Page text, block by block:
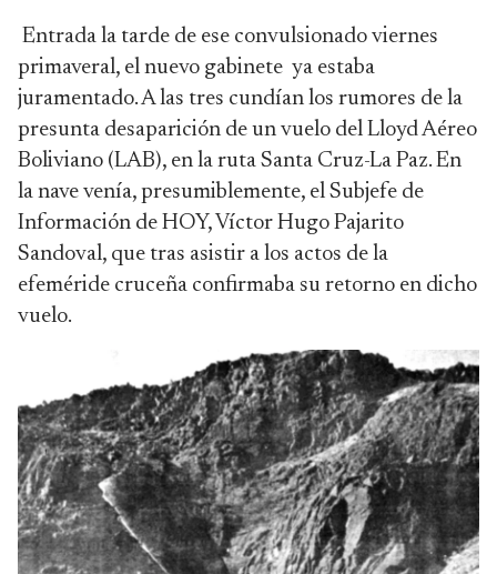
Entrada la tarde de ese convulsionado viernes
primaveral, el nuevo gabinete ya estaba
juramentado. A las tres cundían los rumores de la
presunta desaparición de un vuelo del Lloyd Aéreo
Boliviano (LAB), en la ruta Santa Cruz-La Paz. En
la nave venía, presumiblemente, el Subjefe de
Información de HOY, Víctor Hugo Pajarito
Sandoval, que tras asistir a los actos de la
efeméride cruceña confirmaba su retorno en dicho
vuelo.